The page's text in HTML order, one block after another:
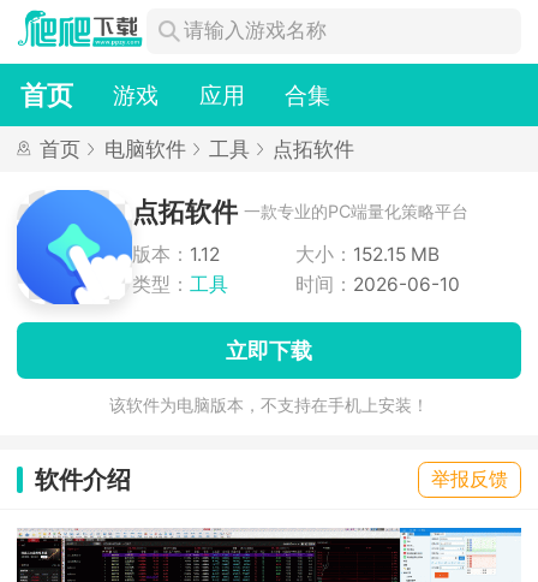
首页 游戏 应用 合集
首页 电脑软件 工具 点拓软件
点拓软件 一款专业的PC端量化策略平台
版本： 1.12 大小： 152.15 MB
类型： 工具 时间： 2026-06-10
立即下载
该软件为电脑版本，不支持在手机上安装！
软件介绍 举报反馈